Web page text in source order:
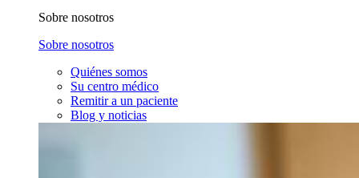
Sobre nosotros
Sobre nosotros
Quiénes somos
Su centro médico
Remitir a un paciente
Blog y noticias